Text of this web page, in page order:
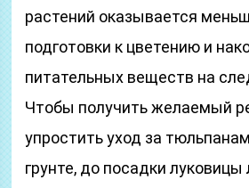
растений оказывается
подготовки к цветению и
питательных веществ на
Чтобы получить желаемый
упростить уход за
грунте, до посадки луковицы